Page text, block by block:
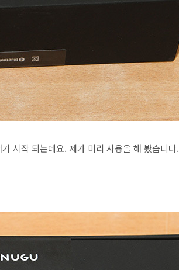
시작 되는데요. 제가 미리 사용을 해 봤습니다.